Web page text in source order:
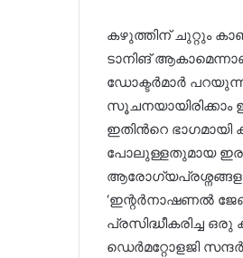
കഴുത്തിന് ചുറ്റും
ടാനിങ്
ഡോക്ടര്‍മാര്‍
ഇതിന്‍റെ ഭാഗമായി
പോലുള്ളതുമായ
‘ഇന്റർനാഷണൽ
പ്രസിദ്ധീകരിച്ച
ഡെർമറ്റോളജി